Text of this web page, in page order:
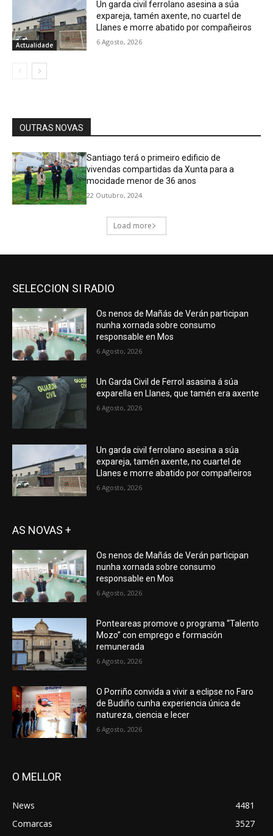
SELECCION SI RADIO
Os nenos de Mañás de Verán participan
nunha xornada sobre consumo
responsable en Mos
6 Agosto, 2026
Un Garda Civil de Ferrol asasina á súa
exparella en Llanes, que tamén era axente
6 Agosto, 2026
Un garda civil ferrolano asesina a súa
expareja, tamén axente, no cuartel de
Llanes e morre abatido por compañeiros
6 Agosto, 2026
AS NOVAS +
Os nenos de Mañás de Verán participan
nunha xornada sobre consumo
responsable en Mos
6 Agosto, 2026
Ponteareas promove o programa “Talento
Mozo” con emprego e formación
remunerada
6 Agosto, 2026
O Porriño convida a vivir a eclipse no Faro
de Budiño cunha experiencia única de
natureza, ciencia e lecer
6 Agosto, 2026
O MELLOR
News
4481
Comarcas
3527